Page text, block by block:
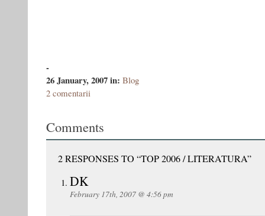
-
26 January, 2007in: Blog
2 comentarii
Comments
2 RESPONSES TO “TOP 2006 / LITERATURA”
DK
February 17th, 2007 @ 4:56 pm